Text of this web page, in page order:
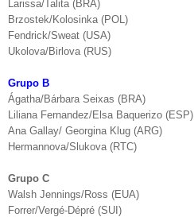
Larissa/Talita (BRA)
Brzostek/Kolosinka (POL)
Fendrick/Sweat (USA)
Ukolova/Birlova (RUS)
Grupo B
Ágatha/Bárbara Seixas (BRA)
Liliana Fernandez/Elsa Baquerizo (ESP)
Ana Gallay/ Georgina Klug (ARG)
Hermannova/Slukova (RTC)
Grupo C
Walsh Jennings/Ross (EUA)
Forrer/Vergé-Dépré (SUI)